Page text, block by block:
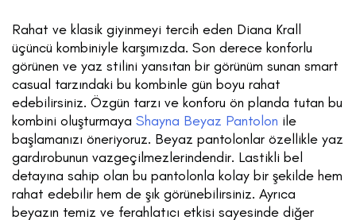
Rahat ve klasik giyinmeyi tercih eden Diana Krall
üçüncü kombiniyle karşımızda. Son derece konforlu
görünen ve yaz stilini yansıtan bir görünüm sunan smart
casual tarzındaki bu kombinle gün boyu rahat
edebilirsiniz. Özgün tarzı ve konforu ön planda tutan bu
kombini oluşturmaya Shayna Beyaz Pantolon ile
başlamanızı öneriyoruz. Beyaz pantolonlar özellikle yaz
gardırobunun vazgeçilmezlerindendir. Lastikli bel
detayına sahip olan bu pantolonla kolay bir şekilde hem
rahat edebilir hem de şık görünebilirsiniz. Ayrıca
beyazın temiz ve ferahlatıcı etkisi sayesinde diğer